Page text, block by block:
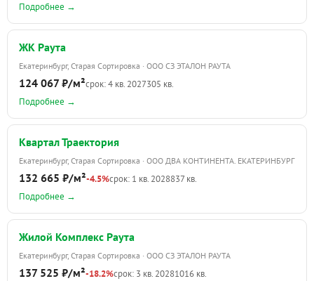
Подробнее →
ЖК Раута
Екатеринбург, Старая Сортировка · ООО СЗ ЭТАЛОН РАУТА
124 067 ₽/м²срок: 4 кв. 2027305 кв.
Подробнее →
Квартал Траектория
Екатеринбург, Старая Сортировка · ООО ДВА КОНТИНЕНТА. ЕКАТЕРИНБУРГ
132 665 ₽/м²-4.5%срок: 1 кв. 2028837 кв.
Подробнее →
Жилой Комплекс Раута
Екатеринбург, Старая Сортировка · ООО СЗ ЭТАЛОН РАУТА
137 525 ₽/м²-18.2%срок: 3 кв. 20281016 кв.